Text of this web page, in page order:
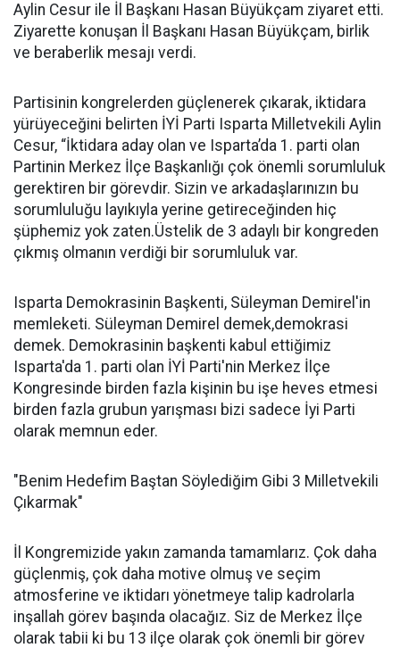
Aylin Cesur ile İl Başkanı Hasan Büyükçam ziyaret etti.
Ziyarette konuşan İl Başkanı Hasan Büyükçam, birlik
ve beraberlik mesajı verdi.
Partisinin kongrelerden güçlenerek çıkarak, iktidara
yürüyeceğini belirten İYİ Parti Isparta Milletvekili Aylin
Cesur, “İktidara aday olan ve Isparta’da 1. parti olan
Partinin Merkez İlçe Başkanlığı çok önemli sorumluluk
gerektiren bir görevdir. Sizin ve arkadaşlarınızın bu
sorumluluğu layıkıyla yerine getireceğinden hiç
şüphemiz yok zaten.Üstelik de 3 adaylı bir kongreden
çıkmış olmanın verdiği bir sorumluluk var.
Isparta Demokrasinin Başkenti, Süleyman Demirel'in
memleketi. Süleyman Demirel demek,demokrasi
demek. Demokrasinin başkenti kabul ettiğimiz
Isparta'da 1. parti olan İYİ Parti'nin Merkez İlçe
Kongresinde birden fazla kişinin bu işe heves etmesi
birden fazla grubun yarışması bizi sadece İyi Parti
olarak memnun eder.
"Benim Hedefim Baştan Söylediğim Gibi 3 Milletvekili
Çıkarmak"
İl Kongremizide yakın zamanda tamamlarız. Çok daha
güçlenmiş, çok daha motive olmuş ve seçim
atmosferine ve iktidarı yönetmeye talip kadrolarla
inşallah görev başında olacağız. Siz de Merkez İlçe
olarak tabii ki bu 13 ilçe olarak çok önemli bir görev